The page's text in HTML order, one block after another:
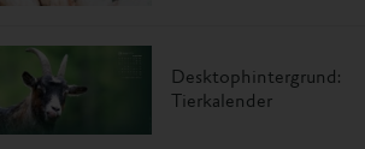
Desktophintergrund:
Tierkalender